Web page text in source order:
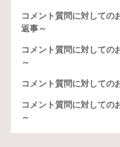
コメント質問に対しての
返事～
コメント質問に対しての
～
コメント質問に対しての
コメント質問に対しての
～